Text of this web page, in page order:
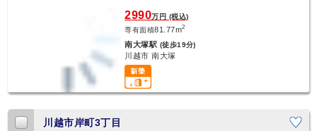
2990万円 (税込)
専有面積81.77m2
南大塚駅 (徒歩19分)
川越市 南大塚
川越市岸町3丁目